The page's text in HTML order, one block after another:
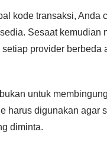
kode transaksi, Anda
Sesaat kemudian
provider berbeda
untuk
harus digunakan agar
diminta.